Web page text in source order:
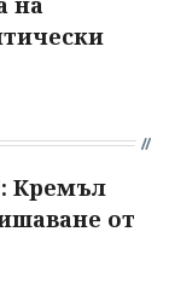
Кремъл
от